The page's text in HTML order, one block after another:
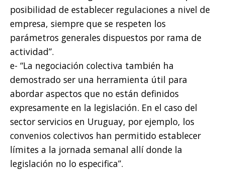
posibilidad de establecer regulaciones a nivel de
empresa, siempre que se respeten los
parámetros generales dispuestos por rama de
actividad”.
e- “La negociación colectiva también ha
demostrado ser una herramienta útil para
abordar aspectos que no están definidos
expresamente en la legislación. En el caso del
sector servicios en Uruguay, por ejemplo, los
convenios colectivos han permitido establecer
límites a la jornada semanal allí donde la
legislación no lo especifica”.